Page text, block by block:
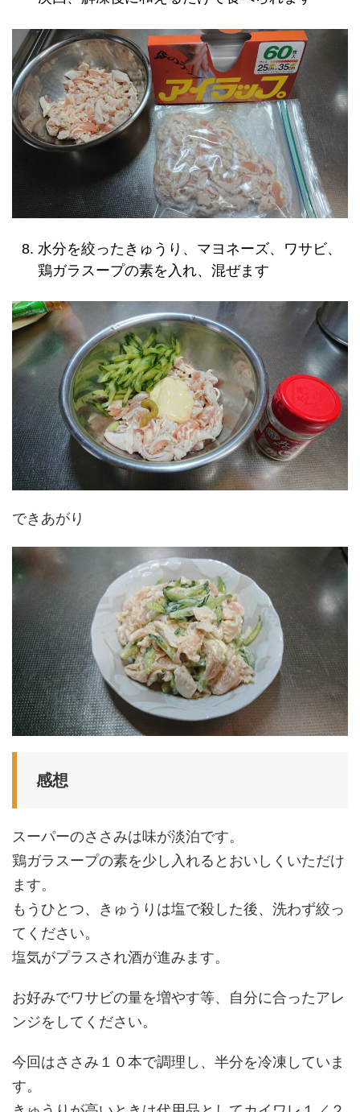
水分を絞ったきゅうり、マヨネーズ、ワサビ、
鶏ガラスープの素を入れ、混ぜます
できあがり
感想
スーパーのささみは味が淡泊です。
鶏ガラスープの素を少し入れるとおいしくいただけ
ます。
もうひとつ、きゅうりは塩で殺した後、洗わず絞っ
てください。
塩気がプラスされ酒が進みます。
お好みでワサビの量を増やす等、自分に合ったアレ
ンジをしてください。
今回はささみ１０本で調理し、半分を冷凍していま
す。